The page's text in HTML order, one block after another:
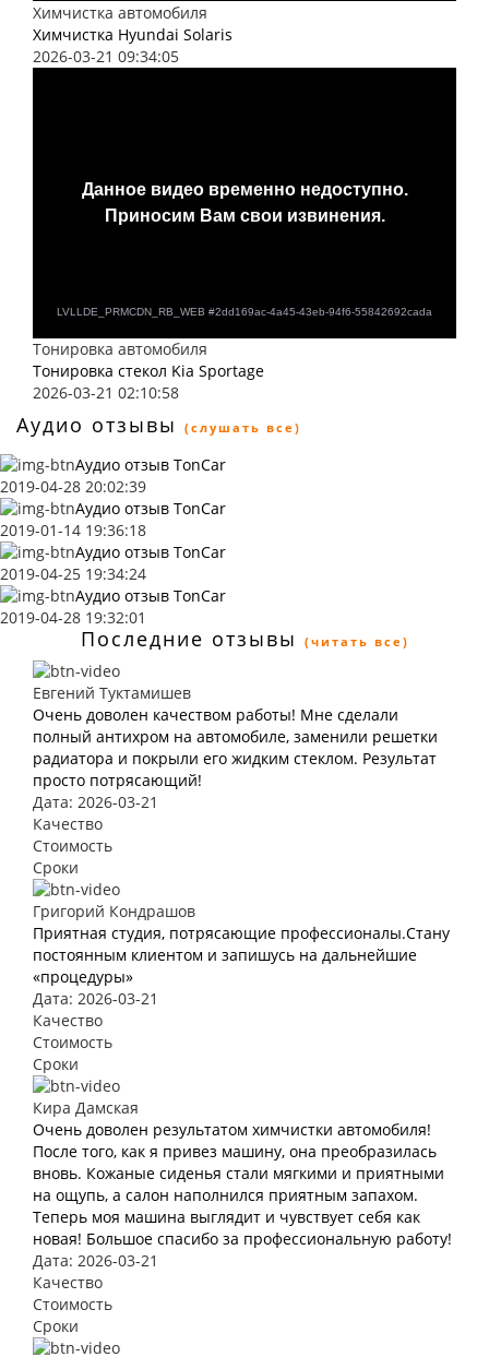
Химчистка автомобиля
Химчистка Hyundai Solaris
2026-03-21 09:34:05
Тонировка автомобиля
Тонировка стекол Kia Sportage
2026-03-21 02:10:58
Аудио отзывы (слушать все)
Аудио отзыв TonCar
2019-04-28 20:02:39
Аудио отзыв TonCar
2019-01-14 19:36:18
Аудио отзыв TonCar
2019-04-25 19:34:24
Аудио отзыв TonCar
2019-04-28 19:32:01
Последние отзывы (читать все)
Евгений Туктамишев
Очень доволен качеством работы! Мне сделали
полный антихром на автомобиле, заменили решетки
радиатора и покрыли его жидким стеклом. Результат
просто потрясающий!
Дата: 2026-03-21
Качество
Стоимость
Сроки
Григорий Кондрашов
Приятная студия, потрясающие профессионалы.Стану
постоянным клиентом и запишусь на дальнейшие
«процедуры»
Дата: 2026-03-21
Качество
Стоимость
Сроки
Кира Дамская
Очень доволен результатом химчистки автомобиля!
После того, как я привез машину, она преобразилась
вновь. Кожаные сиденья стали мягкими и приятными
на ощупь, а салон наполнился приятным запахом.
Теперь моя машина выглядит и чувствует себя как
новая! Большое спасибо за профессиональную работу!
Дата: 2026-03-21
Качество
Стоимость
Сроки